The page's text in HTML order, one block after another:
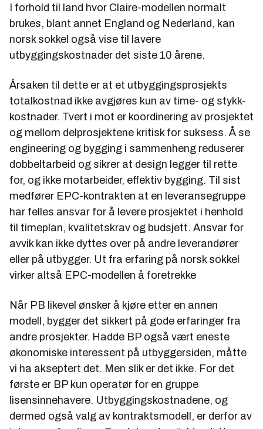
I forhold til land hvor Claire-modellen normalt
brukes, blant annet England og Nederland, kan
norsk sokkel også vise til lavere
utbyggingskostnader det siste 10 årene.
Årsaken til dette er at et utbyggingsprosjekts
totalkostnad ikke avgjøres kun av time- og stykk-
kostnader. Tvert i mot er koordinering av prosjektet
og mellom delprosjektene kritisk for suksess. Å se
engineering og bygging i sammenheng reduserer
dobbeltarbeid og sikrer at design legger til rette
for, og ikke motarbeider, effektiv bygging. Til sist
medfører EPC-kontrakten at en leveransegruppe
har felles ansvar for å levere prosjektet i henhold
til timeplan, kvalitetskrav og budsjett. Ansvar for
avvik kan ikke dyttes over på andre leverandører
eller på utbygger. Ut fra erfaring på norsk sokkel
virker altså EPC-modellen å foretrekke
Når PB likevel ønsker å kjøre etter en annen
modell, bygger det sikkert på gode erfaringer fra
andre prosjekter. Hadde BP også vært eneste
økonomiske interessent på utbyggersiden, måtte
vi ha akseptert det. Men slik er det ikke. For det
første er BP kun operatør for en gruppe
lisensinnehavere. Utbyggingskostnadene, og
dermed også valg av kontraktsmodell, er derfor av